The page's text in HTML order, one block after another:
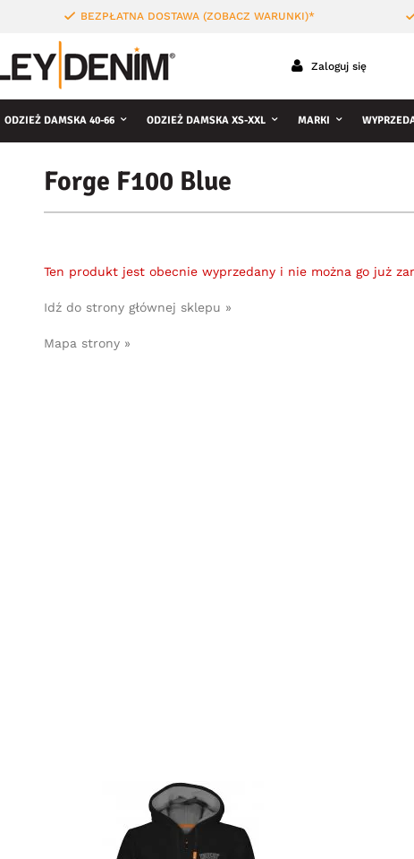
BEZPŁATNA DOSTAWA (ZOBACZ WARUNKI)*
Zaloguj się
ODZIEŻ DAMSKA 40-66 ODZIEŻ DAMSKA XS-XXL MARKI
Forge F100 Blue
Ten produkt jest obecnie wyprzedany i nie można go już
Idź do strony głównej sklepu »
Mapa strony »